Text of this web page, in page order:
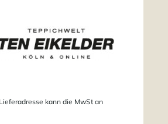
kann die MwSt an